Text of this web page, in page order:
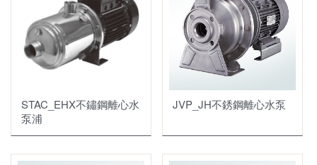
相關元件
西班牙_INOXPA
義大利_CSF
美 國_AMPCO
美 國_MTH
義大利_STAC
義大利_VICTOR
STAC_EHX不鏽鋼離心水
泵浦
JVP_JH不銹鋼離心水泵